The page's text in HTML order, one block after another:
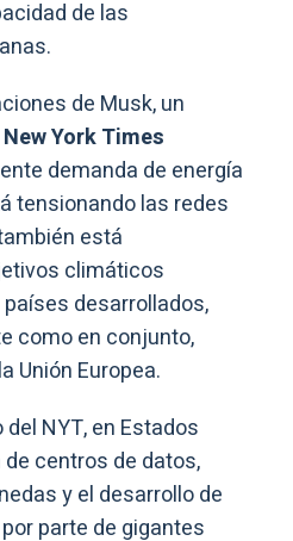
de las
de Musk, un
New York Times
demanda de energía
tensionando las redes
está
climáticos
desarrollados,
como en conjunto,
Unión Europea.
NYT, en Estados
centros de datos,
y el desarrollo de
parte de gigantes